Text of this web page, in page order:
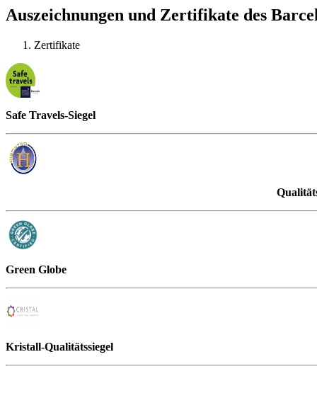
Auszeichnungen und Zertifikate des
Zertifikate
Safe Travels-Siegel
Green Globe
Kristall-Qualitätssiegel